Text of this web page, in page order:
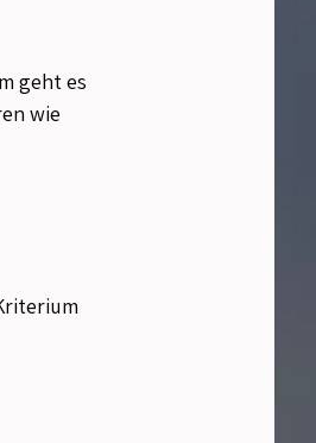
geht es
wie